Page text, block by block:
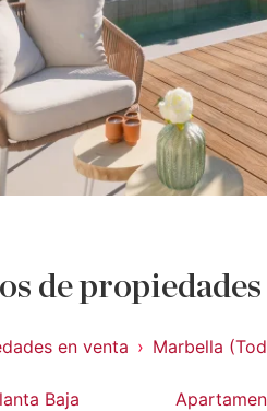
de
en venta Marbella
Baja